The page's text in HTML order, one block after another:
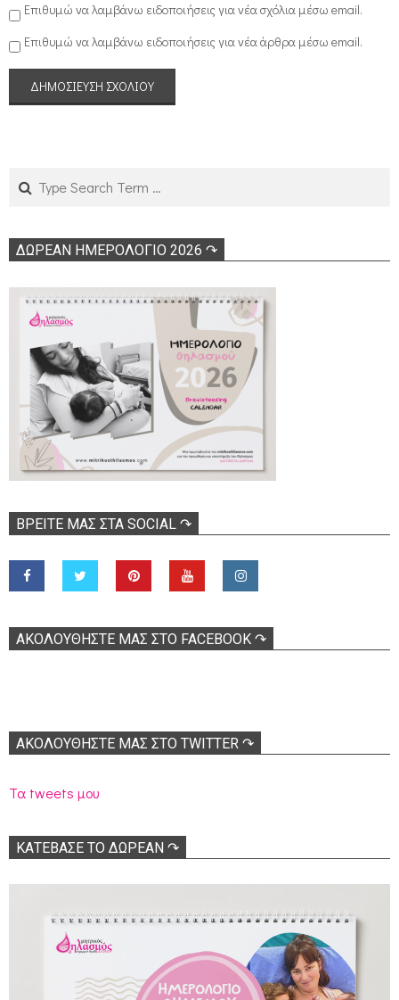
Επιθυμώ να λαμβάνω ειδοποιήσεις για νέα σχόλια μέσω email.
Επιθυμώ να λαμβάνω ειδοποιήσεις για νέα άρθρα μέσω email.
Search
ΔΩΡΕΑΝ ΗΜΕΡΟΛΟΓΙΟ 2026 ↷
ΒΡΕΊΤΕ ΜΑΣ ΣΤΑ SOCIAL ↷
ΑΚΟΛOΥΘΉΣΤΕ ΜΑΣ ΣΤΟ FACEBOOK ↷
ΑΚΟΛΟΥΘΉΣΤΕ ΜΑΣ ΣΤΟ TWITTER ↷
Τα tweets μου
ΚΑΤΕΒΑΣΕ ΤΟ ΔΩΡΕΑΝ ↷